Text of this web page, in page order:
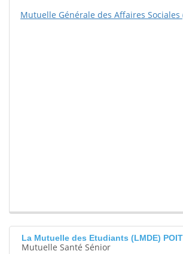
Mutuelle Générale des Affaires Sociales
La Mutuelle des Etudiants (LMDE)
Mutuelle Santé Sénior